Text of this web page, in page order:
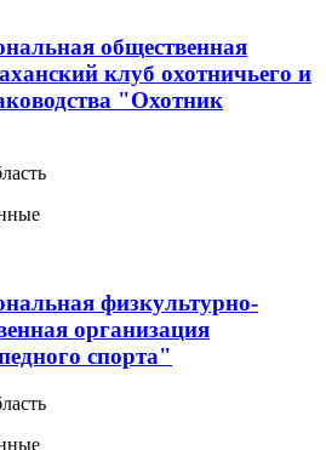
общественная
клуб охотничьего и
"Охотник
физкультурно-
организация
спорта"